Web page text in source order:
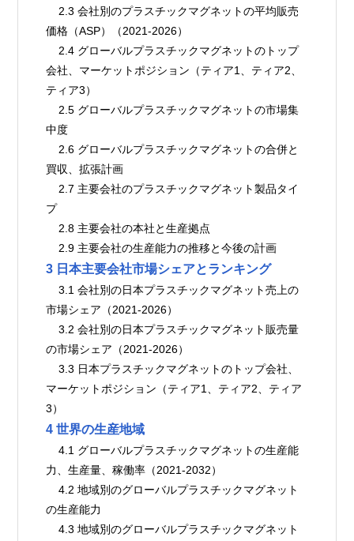
価格（ASP）（2021-2026）
会社、マーケットポジション（ティア1、ティア2、
ティア3）
中度
買収、拡張計画
プ
    2.8 主要会社の本社と生産拠点
    2.9 主要会社の生産能力の推移と今後の計画
3 日本主要会社市場シェアとランキング
    3.1 会社別の日本プラスチックマグネット売上の
市場シェア（2021-2026）
    3.2 会社別の日本プラスチックマグネット販売量
の市場シェア（2021-2026）
    3.3 日本プラスチックマグネットのトップ会社、
マーケットポジション（ティア1、ティア2、ティア
3）
4 世界の生産地域
    4.1 グローバルプラスチックマグネットの生産能
力、生産量、稼働率（2021-2032）
    4.2 地域別のグローバルプラスチックマグネット
の生産能力
    4.3 地域別のグローバルプラスチックマグネット